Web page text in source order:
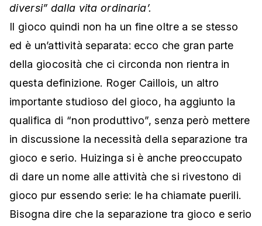
diversi” dalla vita ordinariaʼ.
Il gioco quindi non ha un fine oltre a se stesso
ed è un’attività separata: ecco che gran parte
della giocosità che ci circonda non rientra in
questa definizione. Roger Caillois, un altro
importante studioso del gioco, ha aggiunto la
qualifica di “non produttivo”, senza però mettere
in discussione la necessità della separazione tra
gioco e serio. Huizinga si è anche preoccupato
di dare un nome alle attività che si rivestono di
gioco pur essendo serie: le ha chiamate puerili.
Bisogna dire che la separazione tra gioco e serio